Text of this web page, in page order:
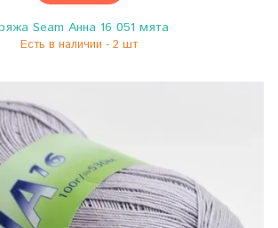
Seam Анна 16 051 мята
Есть в наличии - 2 шт